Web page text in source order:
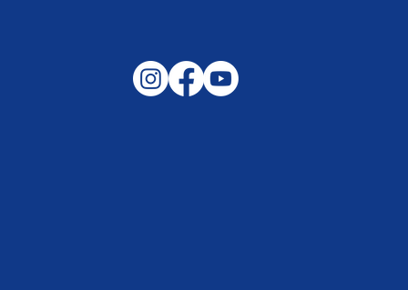
Gemeinsam auf außergewöhnliche